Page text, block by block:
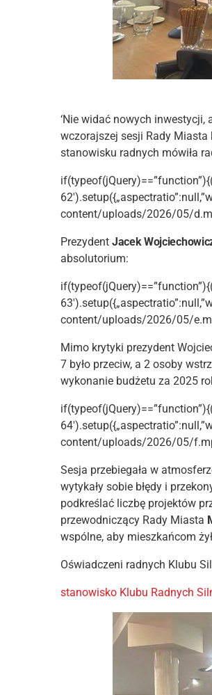
‘Nie widać nowych inwestycji,
wczorajszej sesji Rady Miasta
stanowisku radnych mówiła
content/uploads/2026/05/
Prezydent Jacek
absolutorium:
content/uploads/2026/05/
Mimo krytyki prezydent
7 było przeciw, a 2 osoby
wykonanie budżetu za 2025
content/uploads/2026/05/
Sesja przebiegała w
wytykały sobie błędy i
podkreślać liczbę projektów
przewodniczący Rady Miasta
wspólne, aby mieszkańcom
Oświadczeni radnych Klubu
stanowisko Klubu Radnych